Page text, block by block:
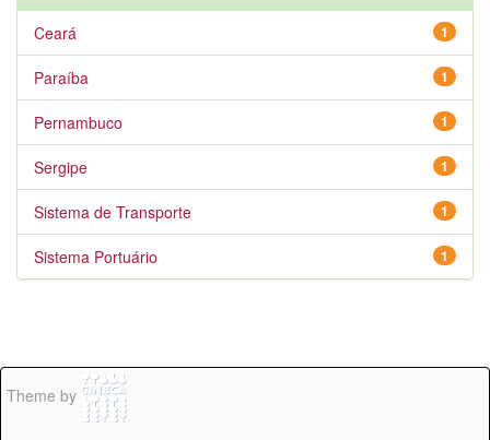
1
Ceará
1
Paraíba
1
Pernambuco
1
Sergipe
1
Sistema de Transporte
1
Sistema Portuário
Theme by